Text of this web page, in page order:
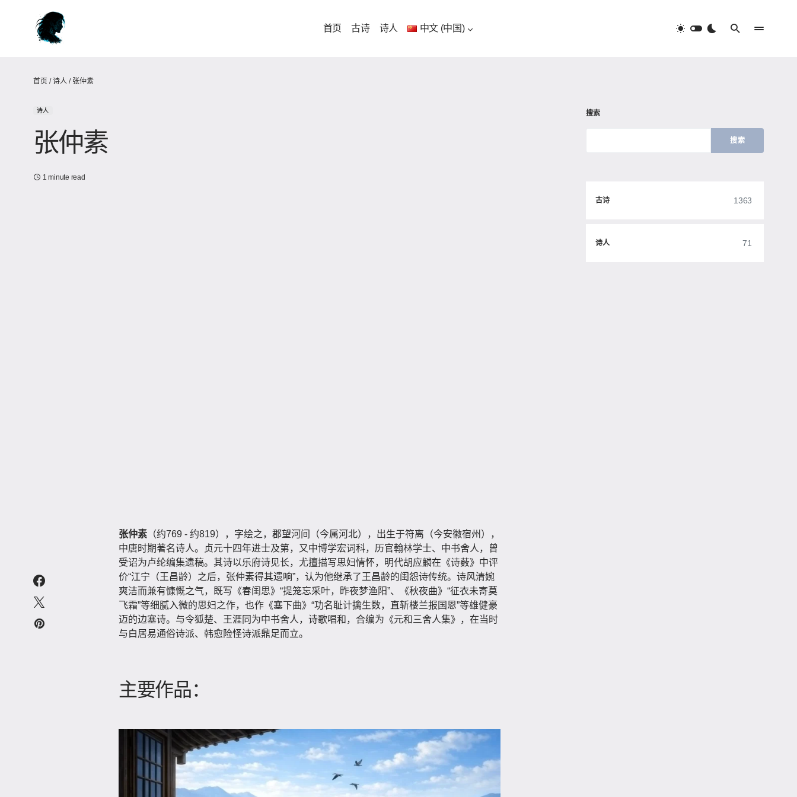
首页 古诗 诗人 中文 (中国)
首页 /诗人 / 张仲素
诗人
张仲素
1 minute read
张仲素 （约769 - 约819），字绘之，郡望河间（今属河北），出生于符离（今安徽宿州），
中唐时期著名诗人。贞元十四年进士及第，又中博学宏词科，历官翰林学士、中书舍人，曾
受诏为卢纶编集遗稿。其诗以乐府诗见长，尤擅描写思妇情怀，明代胡应麟在《诗薮》中评
价“江宁（王昌龄）之后，张仲素得其遗响”，认为他继承了王昌龄的闺怨诗传统。诗风清婉
爽洁而兼有慷慨之气，既写《春闺思》“提笼忘采叶，昨夜梦渔阳”、《秋夜曲》“征衣未寄莫
飞霜”等细腻入微的思妇之作，也作《塞下曲》“功名耻计擒生数，直斩楼兰报国恩”等雄健豪
迈的边塞诗。与令狐楚、王涯同为中书舍人，诗歌唱和，合编为《元和三舍人集》，在当时
与白居易通俗诗派、韩愈险怪诗派鼎足而立。
主要作品：
搜索
搜索
古诗 1363
诗人 71